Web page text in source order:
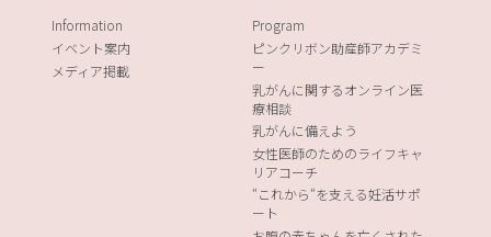
Information
イベント案内
メディア掲載
Program
ピンクリボン助産師アカデミ
ー
乳がんに関するオンライン医
療相談
乳がんに備えよう
女性医師のためのライフキャ
リアコーチ
“これから“を支える妊活サポ
ート